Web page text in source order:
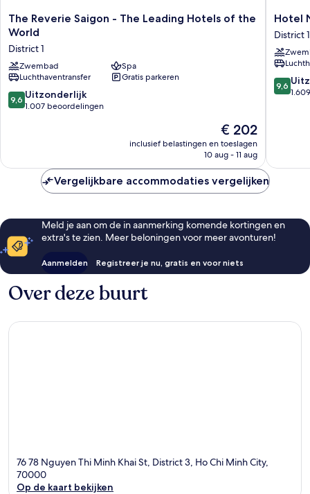
The
Reverie
-
The
Leading
Hotels
of
The Reverie Saigon - The Leading Hotels of the
World
District 1
Zwembad
Spa
Luchthaventransfer
Gratis parkeren
9.6
van
9,6 Uitzonderlijk
1.007 beoordelingen
De
prijs
is
€ 202
inclusief belastingen en toeslagen
10 aug - 11 aug
Hotel
Nikko
Saigon
District
1
Hotel
District 1
9.6
van
9,6
Vergelijkbare accommodaties vergelijken
Meld je aan om de in aanmerking komende kortingen en
extra's te zien. Meer beloningen voor meer avonturen!
Aanmelden Registreer je nu, gratis en voor niets
Over deze buurt
76 78 Nguyen Thi Minh Khai St, District 3, Ho Chi Minh City,
70000
Op de kaart bekijken